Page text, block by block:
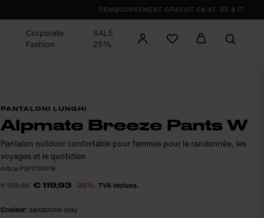
REMBOURSEMENT GRATUIT EN AT, DE & IT
Corporate
Fashion
SALE
25%
PANTALONI LUNGHI
Alpmate Breeze Pants W
Pantalon outdoor confortable pour femmes pour la randonnée, les
voyages et le quotidien
Article PSF170591B
€ 159,90 € 119,93 -25% TVA incluse.
Couleur: sandstone-clay